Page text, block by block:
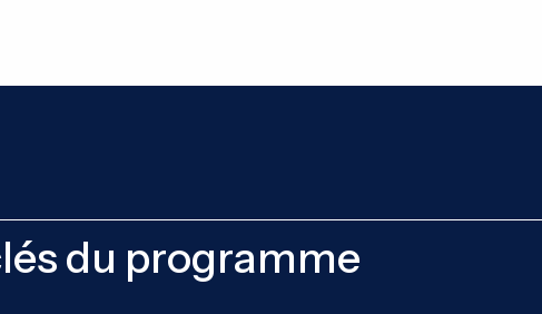
du programme